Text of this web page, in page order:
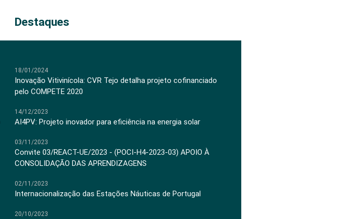
Destaques
18/01/2024
Inovação Vitivinícola: CVR Tejo detalha projeto cofinanciado
pelo COMPETE 2020
14/12/2023
AI4PV: Projeto inovador para eficiência na energia solar
03/11/2023
Convite 03/REACT-UE/2023 - (POCI-H4-2023-03) APOIO À
CONSOLIDAÇÃO DAS APRENDIZAGENS
02/11/2023
Internacionalização das Estações Náuticas de Portugal
20/10/2023